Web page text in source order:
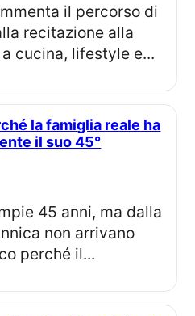
recitazione alla
cucina, lifestyle e...
il suo 45°
non arrivano
perché il...